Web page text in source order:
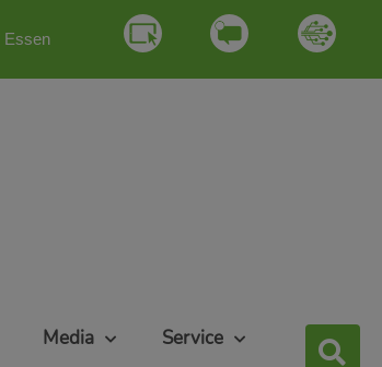
Essen
Media Service